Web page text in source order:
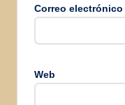
Correo electrónico
Web